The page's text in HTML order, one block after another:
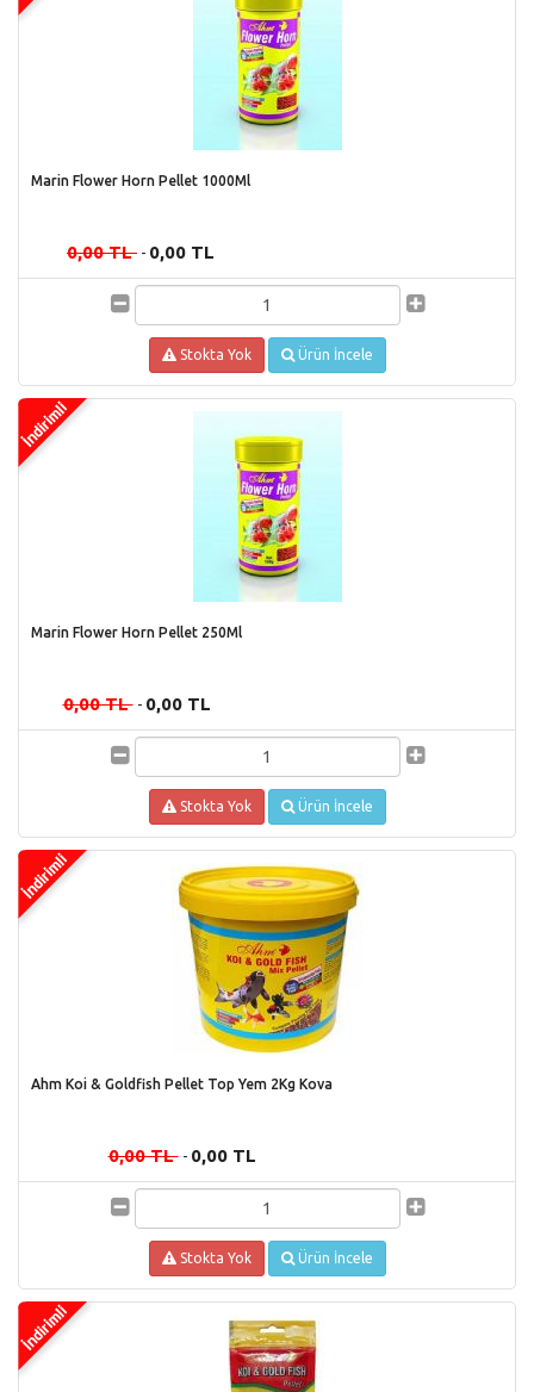
Marin Flower Horn Pellet 1000Ml
0,00 TL - 0,00 TL
Stokta Yok Ürün İncele
Marin Flower Horn Pellet 250Ml
0,00 TL- 0,00 TL
Stokta Yok Ürün İncele
Ahm Koi & Goldfish Pellet Top Yem 2Kg Kova
0,00 TL- 0,00 TL
Stokta Yok Ürün İncele